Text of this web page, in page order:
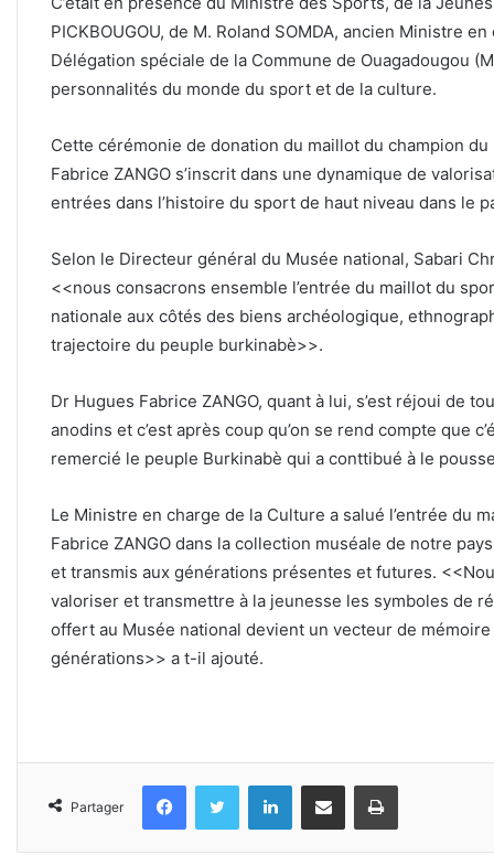
PICKBOUGOU, de M. Roland SOMDA, ancien Ministre
Délégation spéciale de la Commune de Ouagadougou
personnalités du monde du sport et de la culture.
Cette cérémonie de donation du maillot du champion
Fabrice ZANGO s’inscrit dans une dynamique de
entrées dans l’histoire du sport de haut niveau dans le
Selon le Directeur général du Musée national, Sabari
<<nous consacrons ensemble l’entrée du maillot du
nationale aux côtés des biens archéologique,
trajectoire du peuple burkinabè>>.
Dr Hugues Fabrice ZANGO, quant à lui, s’est réjoui de
anodins et c’est après coup qu’on se rend compte que
remercié le peuple Burkinabè qui a conttibué à le
Le Ministre en charge de la Culture a salué l’entrée du
Fabrice ZANGO dans la collection muséale de notre
et transmis aux générations présentes et futures.
valoriser et transmettre à la jeunesse les symboles de
offert au Musée national devient un vecteur de
générations>> a t-il ajouté.
Partager
FacebookTwitter LinkedinPartager par email Imprimer